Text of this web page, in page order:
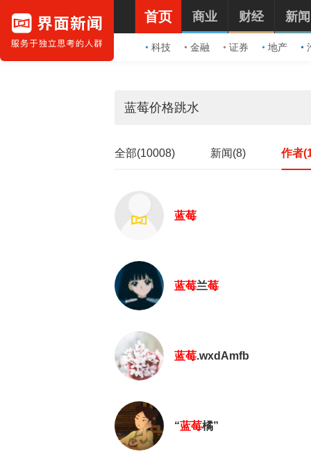
首页
科技 金融 证券 地产
商业 财经 新闻
全部(10008) 新闻(8) 作者
蓝莓
蓝莓兰莓
蓝莓.wxdAmfb
“蓝莓橘”